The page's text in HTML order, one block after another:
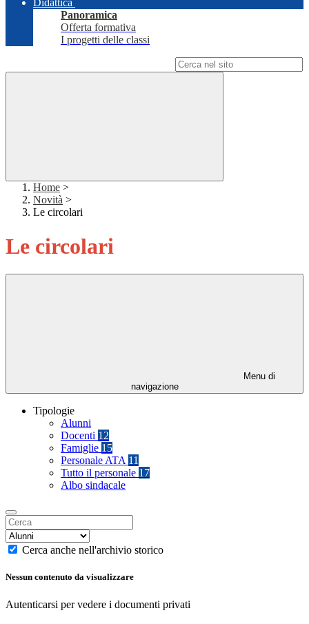
Didattica
Panoramica
Offerta formativa
I progetti delle classi
Home >
Novità >
Le circolari
Le circolari
Menu di
navigazione
Tipologie
Alunni
Docenti 12
Famiglie 15
Personale ATA 11
Tutto il personale 17
Albo sindacale
Cerca anche nell'archivio storico
Nessun contenuto da visualizzare
Autenticarsi per vedere i documenti privati